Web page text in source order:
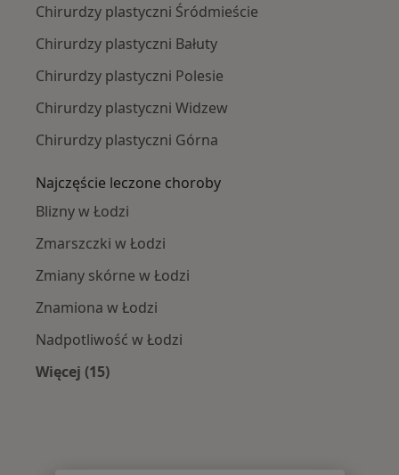
Chirurdzy plastyczni Śródmieście
Chirurdzy plastyczni Bałuty
Chirurdzy plastyczni Polesie
Chirurdzy plastyczni Widzew
Chirurdzy plastyczni Górna
Najczęście leczone choroby
Blizny w Łodzi
Zmarszczki w Łodzi
Zmiany skórne w Łodzi
Znamiona w Łodzi
Nadpotliwość w Łodzi
Więcej (15)